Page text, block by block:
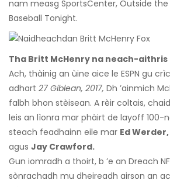
nam measg SportsCenter, Outside the
Baseball Tonight.
Tha Britt McHenry na neach-aithris
Ach, thàinig an ùine aice le ESPN gu
adhart 27 Giblean, 2017, Dh ’ainmich
falbh bhon stèisean. A rèir coltais,
leis an lìonra mar phàirt de layoff 100-
steach feadhainn eile mar Ed
agus Jay Crawford.
Gun iomradh a thoirt, b ’e an Dreach
sònrachadh mu dheireadh airson an